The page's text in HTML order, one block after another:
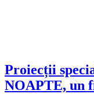
Proiecții
NOAPTE, un